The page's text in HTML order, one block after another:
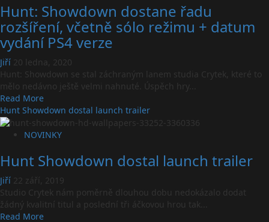
dostupný
na
PS4
krabicových
verzích
Hunt: Showdown dostane řadu
rozšíření, včetně sólo režimu + datum
vydání PS4 verze
Jiří 20 ledna, 2020
Hunt: Showdown se stal záchraným lanem studia Crytek, které to
mělo nedávno ještě velmi nahnuté. Úspěch hry...
Read MoreRead
more
about
Hunt:
dostane
řadu
rozšíření,
včetně
sólo
režimu
Hunt Showdown dostal launch trailer
NOVINKY
Hunt Showdown dostal launch trailer
Jiří 22 září, 2019
Studio Crytek nám poměrně dlouhou dobu nedokázalo dodat
žádný kvalitní titul a poslední tři áčkovou hrou tak...
Read MoreRead